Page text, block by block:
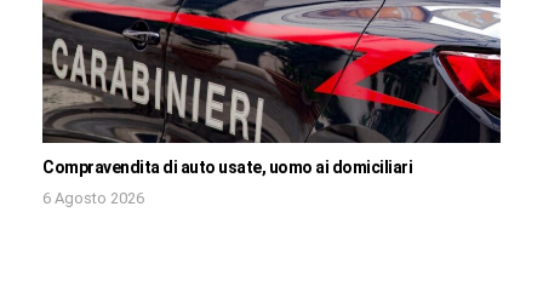
Compravendita di auto usate, uomo ai domiciliari
6 Agosto 2026